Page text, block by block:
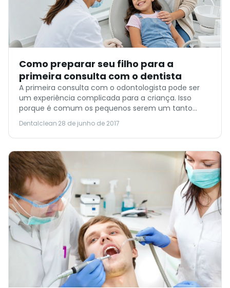
Como preparar seu filho para a
primeira consulta com o dentista
A primeira consulta com o odontologista pode ser
um experiência complicada para a criança. Isso
porque é comum os pequenos serem um tanto
quanto relutantes na hora da escovação ou
qualquer outro procedimento que obrigue ele ficar
parado. A situação fica ainda pior quando você adia
a visita, deixando para levá-lo à consulta apenas
quando […]
Dentalclean·28 de junho de 2017